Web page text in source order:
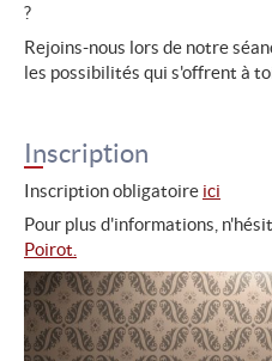
?
Rejoins-nous lors de notre
les possibilités qui s'offrent à
Inscription
Inscription obligatoire ici
Pour plus d'informations,
Poirot.